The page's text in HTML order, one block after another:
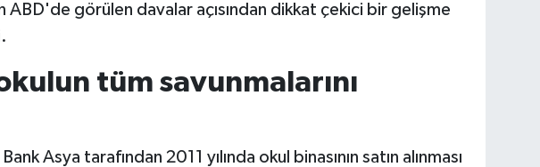
ABD'de görülen davalar açısından dikkat çekici bir gelişme
tüm savunmalarını
Asya tarafından 2011 yılında okul binasının satın alınması